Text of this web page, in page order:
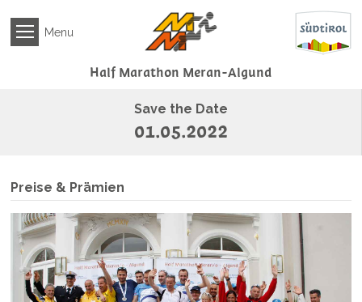
VERANSTALTUNG
Anmeldung
überprüfen
Streckenplan
Preise
&
Prämien
MEDIA
Menu
Half Marathon Meran-Algund
Save the Date
01.05.2022
Preise & Prämien